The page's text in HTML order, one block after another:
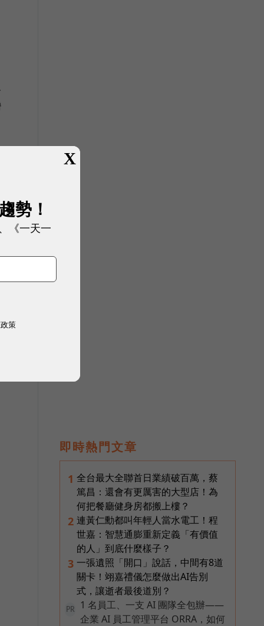
即時熱門文章
1 全台最大全聯首日業績破百萬，蔡
篤昌：還會有更厲害的大型店！為
何把餐廳健身房都搬上樓？
2 連黃仁勳都叫年輕人當水電工！程
世嘉：智慧通膨重新定義「有價值
的人」到底什麼樣子？
3 一張遺照「開口」說話，中間有8道
關卡！翊嘉禮儀怎麼做出AI告別
式，讓逝者最後道別？
PR
1 名員工、一支 AI 團隊全包辦——
企業 AI 員工管理平台 ORRA，如何
X
勢！
《一天一
策